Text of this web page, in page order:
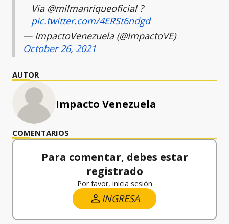
Vía @milmanriqueoficial ?
pic.twitter.com/4ERSt6ndgd
— ImpactoVenezuela (@ImpactoVE)
October 26, 2021
AUTOR
Impacto Venezuela
COMENTARIOS
Para comentar, debes estar
registrado
Por favor, inicia sesión
INGRESA